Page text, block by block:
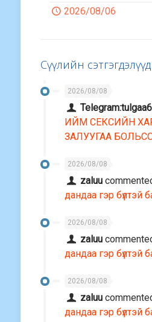
2026/08/06
Сүүлийн сэтгэгдэлүүд
2026/08/08
ИЙМ СЕКСИЙН
ЗАЛУУГАА
2026/08/08
zaluu
дандаа гэр бүлтэй
2026/08/08
zaluu
дандаа гэр бүлтэй
2026/08/08
zaluu
дандаа гэр бүлтэй